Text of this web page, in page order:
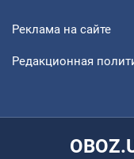
Реклама на сайте
Редакционная